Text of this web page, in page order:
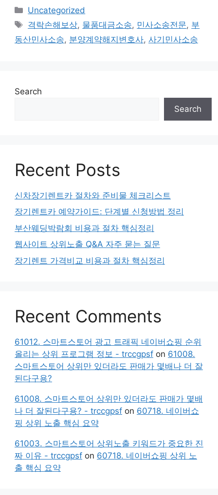
Categories
Uncategorized
Tags
격락손해보상, 물품대금소송, 민사소송전문, 부
동산민사소송, 분양계약해지변호사, 사기민사소송
Search
Search
Recent Posts
신차장기렌트카 절차와 준비물 체크리스트
장기렌트카 예약가이드: 단계별 신청방법 정리
부산웨딩박람회 비용과 절차 핵심정리
웹사이트 상위노출 Q&A 자주 묻는 질문
장기렌트 가격비교 비용과 절차 핵심정리
Recent Comments
61012. 스마트스토어 광고 트래픽 네이버쇼핑 순위
올리는 상위 프로그램 정보 - trccgpsf on 61008.
스마트스토어 상위만 있더라도 판매가 몇배나 더 잘
된다구용?
61008. 스마트스토어 상위만 있더라도 판매가 몇배
나 더 잘된다구용? - trccgpsf on 60718. 네이버쇼
핑 상위 노출 핵심 요약
61003. 스마트스토어 상위노출 키워드가 중요한 진
짜 이유 - trccgpsf on 60718. 네이버쇼핑 상위 노
출 핵심 요약